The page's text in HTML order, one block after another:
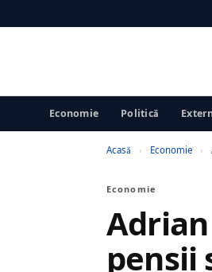
Economie Politică
Acasă › Economie ›
Economie
pensii